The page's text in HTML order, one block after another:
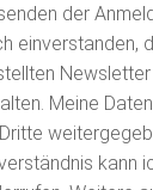
der
einverstanden,
Newsletter
Meine
kann